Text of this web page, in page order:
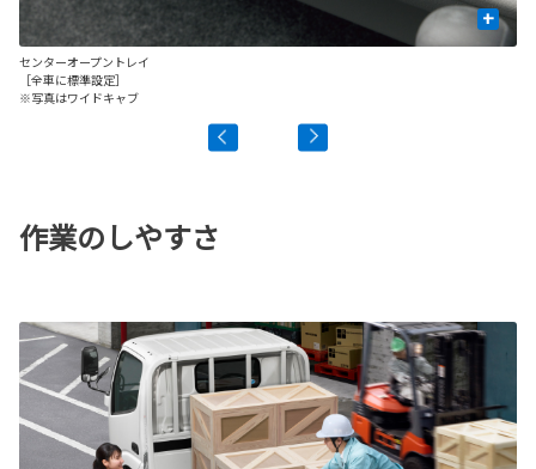
+
センターオープントレイ
［全車に標準設定］
※写真はワイドキャブ
作業のしやすさ